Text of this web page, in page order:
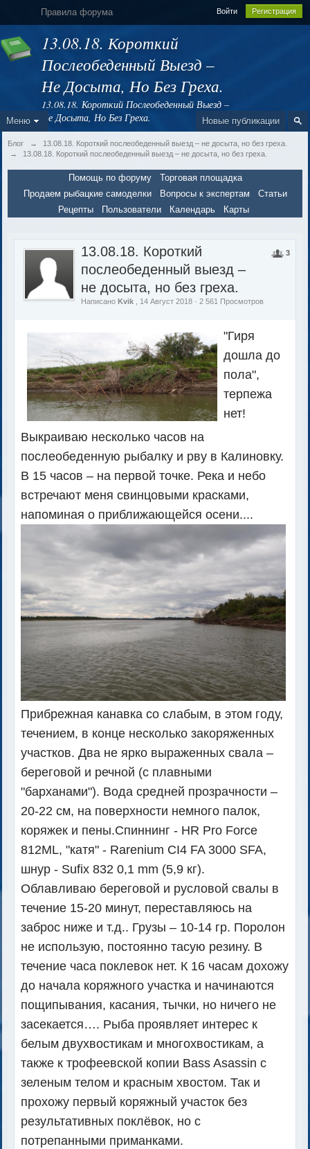
Правила форума Войти Регистрация
13.08.18. Короткий
Послеобеденный Выезд –
Не Досыта, Но Без Греха.
13.08.18. Короткий Послеобеденный Выезд –
Не Досыта, Но Без Греха.
Новые публикации
Меню
Блог →
13.08.18. Короткий послеобеденный выезд – не досыта, но без греха.
→
13.08.18. Короткий послеобеденный выезд – не досыта, но без греха.
Помощь по форуму
Торговая площадка
Продаем рыбацкие самоделки
Вопросы к экспертам
Статьи
Рецепты
Пользователи Календарь Карты
3
13.08.18. Короткий
послеобеденный выезд –
не досыта, но без греха.
НаписаноKvik , 14 Август 2018 · 2 561 Просмотров
"Гиря
дошла до
пола",
терпежа
нет!
Выкраиваю несколько часов на
послеобеденную рыбалку и рву в Калиновку.
В 15 часов – на первой точке. Река и небо
встречают меня свинцовыми красками,
напоминая о приближающейся осени....
Прибрежная канавка со слабым, в этом году,
течением, в конце несколько закоряженных
участков. Два не ярко выраженных свала –
береговой и речной (с плавными
"барханами"). Вода средней прозрачности –
20-22 см, на поверхности немного палок,
коряжек и пены.Спиннинг - HR Pro Force
812ML, "катя" - Rarenium CI4 FA 3000 SFA,
шнур - Sufix 832 0,1 mm (5,9 кг).
Облавливаю береговой и русловой свалы в
течение 15-20 минут, переставляюсь на
заброс ниже и т.д.. Грузы – 10-14 гр. Поролон
не использую, постоянно тасую резину. В
течение часа поклевок нет. К 16 часам дохожу
до начала коряжного участка и начинаются
пощипывания, касания, тычки, но ничего не
засекается…. Рыба проявляет интерес к
белым двухвостикам и многохвостикам, а
также к трофеевской копии Bass Asassin с
зеленым телом и красным хвостом. Так и
прохожу первый коряжный участок без
результативных поклёвок, но с
потрепанными приманками.